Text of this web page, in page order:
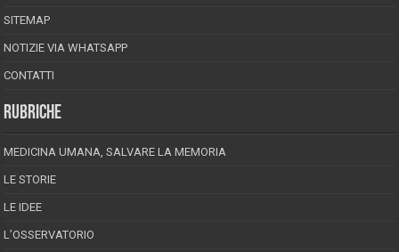
SITEMAP
NOTIZIE VIA WHATSAPP
CONTATTI
RUBRICHE
MEDICINA UMANA, SALVARE LA MEMORIA
LE STORIE
LE IDEE
L’OSSERVATORIO